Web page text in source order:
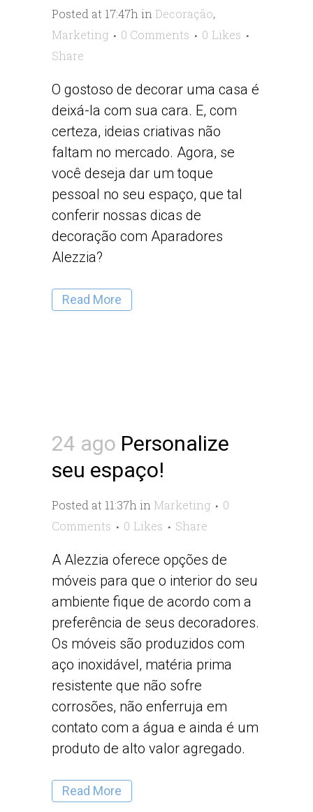
Posted at 17:47h in Decoração,
Marketing
0 Comments 0 Likes
Share
O gostoso de decorar uma casa é
deixá-la com sua cara. E, com
certeza, ideias criativas não
faltam no mercado. Agora, se
você deseja dar um toque
pessoal no seu espaço, que tal
conferir nossas dicas de
decoração com Aparadores
Alezzia?
Read More
24 ago Personalize
seu espaço!
Posted at 11:37h in Marketing
0
Comments
0 Likes Share
A Alezzia oferece opções de
móveis para que o interior do seu
ambiente fique de acordo com a
preferência de seus decoradores.
Os móveis são produzidos com
aço inoxidável, matéria prima
resistente que não sofre
corrosões, não enferruja em
contato com a água e ainda é um
produto de alto valor agregado.
Read More